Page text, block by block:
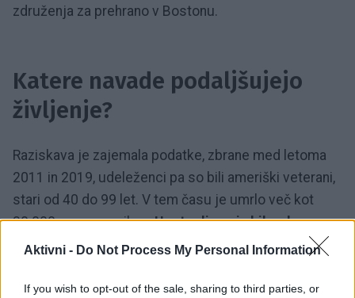
Aktivni - Do Not Process My Personal Information
If you wish to opt-out of the sale, sharing to third parties, or
združenja za prehrano v Bostonu.
Katere navade podaljšujejo
življenje?
Raziskava je zajemala podatke, zbrane med letoma
2011 in 2019, udeleženci pa so bili ameriški veterani,
stari od 40 do 99 let. V tem času je umrlo več kot
30.000 posameznikov.Ugotovljeno je bilo, da so
imeli tisti, ki so se držali vseh osmih navad, kar 13
vzroka v primerjavi s tistimi, ki niso upoštevali